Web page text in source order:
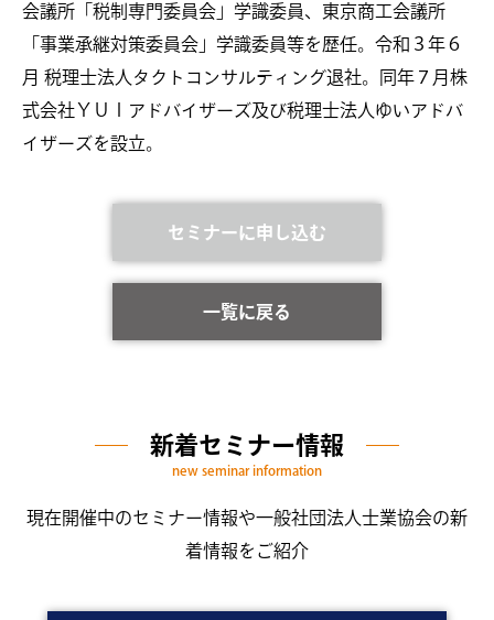
会議所「税制専門委員会」学識委員、東京商工会議所
「事業承継対策委員会」学識委員等を歴任。令和３年６
月 税理士法人タクトコンサルティング退社。同年７月株
式会社ＹＵＩアドバイザーズ及び税理士法人ゆいアドバ
イザーズを設立。
セミナーに申し込む
一覧に戻る
新着セミナー情報
new seminar information
現在開催中のセミナー情報や一般社団法人士業協会の新
着情報をご紹介